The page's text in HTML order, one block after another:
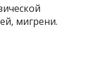
мигрени.